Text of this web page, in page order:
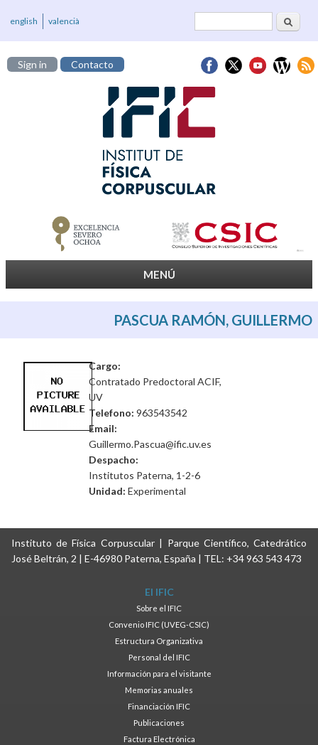
Formulario deBuscar
english valencià
Sign in Contacto
MENÚ
PASCUA RAMÓN, GUILLERMO
Cargo:
Contratado Predoctoral ACIF,
UV
Telefono: 963543542
Email:
Guillermo.Pascua@ific.uv.es
Despacho:
Institutos Paterna, 1-2-6
Unidad: Experimental
Instituto de Física Corpuscular | Parque Científico, Catedrático
José Beltrán, 2 | E-46980 Paterna, España | TEL: +34 963 543 473
El IFIC
Sobre el IFIC
Convenio IFIC (UVEG-CSIC)
Estructura Organizativa
Personal del IFIC
Información para el visitante
Memorias anuales
Financiación IFIC
Publicaciones
Factura Electrónica